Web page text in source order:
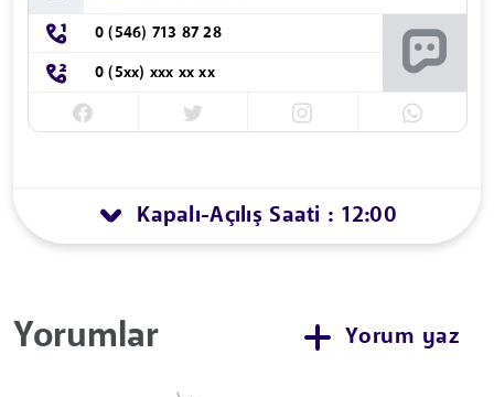
0 (546) 713 87 28
0 (5xx) xxx xx xx
Kapalı-Açılış Saati : 12:00
Yorumlar Yorum yaz